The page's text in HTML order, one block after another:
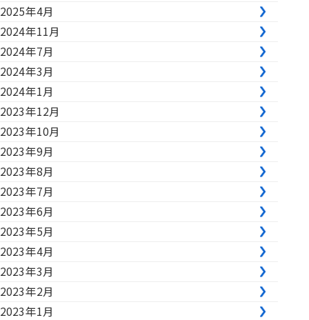
2025年4月
2024年11月
2024年7月
2024年3月
2024年1月
2023年12月
2023年10月
2023年9月
2023年8月
2023年7月
2023年6月
2023年5月
2023年4月
2023年3月
2023年2月
2023年1月